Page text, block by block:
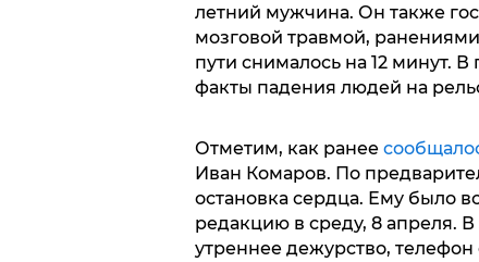
летний мужчина. Он также
мозговой травмой,
пути снималось на 12 минут.
факты падения людей на
Отметим, как ранее
Иван Комаров. По
остановка сердца. Ему было
редакцию в среду, 8 апреля.
утреннее дежурство,